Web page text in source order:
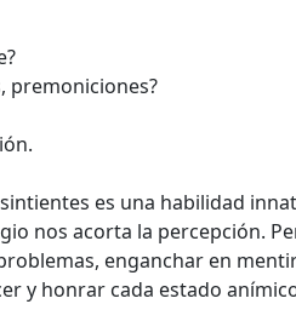
premoniciones?
es una habilidad
nos acorta la percepción.
enganchar en
y honrar cada estado